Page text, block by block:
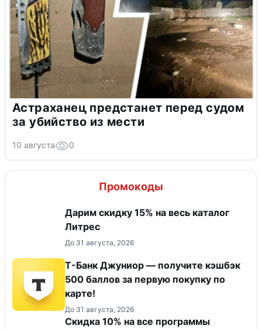
Астраханец предстанет перед судом
за убийство из мести
10 августа 0
Промокоды
Дарим скидку 15% на весь каталог
Литрес
До 31 августа, 2026
Т-Банк Джуниор — получите кэшбэк
500 баллов за первую покупку по
карте!
До 31 августа, 2026
Скидка 10% на все программы